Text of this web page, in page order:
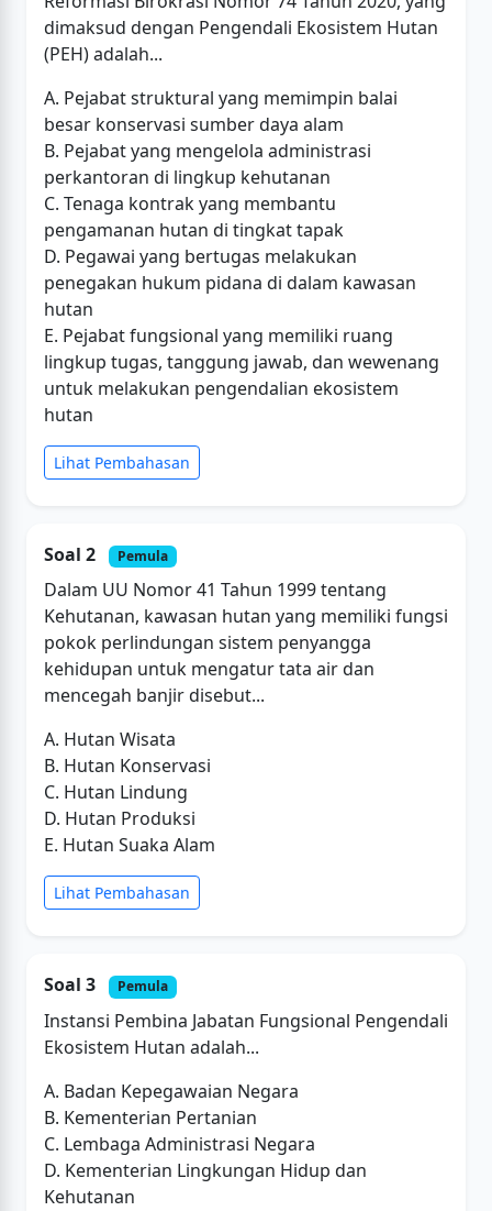
dimaksud dengan Pengendali Ekosistem Hutan
(PEH) adalah...
A. Pejabat struktural yang memimpin balai
besar konservasi sumber daya alam
B. Pejabat yang mengelola administrasi
perkantoran di lingkup kehutanan
C. Tenaga kontrak yang membantu
pengamanan hutan di tingkat tapak
D. Pegawai yang bertugas melakukan
penegakan hukum pidana di dalam kawasan
hutan
E. Pejabat fungsional yang memiliki ruang
lingkup tugas, tanggung jawab, dan wewenang
untuk melakukan pengendalian ekosistem
hutan
Lihat Pembahasan
Soal 2 Pemula
Dalam UU Nomor 41 Tahun 1999 tentang
Kehutanan, kawasan hutan yang memiliki fungsi
pokok perlindungan sistem penyangga
kehidupan untuk mengatur tata air dan
mencegah banjir disebut...
A. Hutan Wisata
B. Hutan Konservasi
C. Hutan Lindung
D. Hutan Produksi
E. Hutan Suaka Alam
Lihat Pembahasan
Soal 3 Pemula
Instansi Pembina Jabatan Fungsional Pengendali
Ekosistem Hutan adalah...
A. Badan Kepegawaian Negara
B. Kementerian Pertanian
C. Lembaga Administrasi Negara
D. Kementerian Lingkungan Hidup dan
Kehutanan